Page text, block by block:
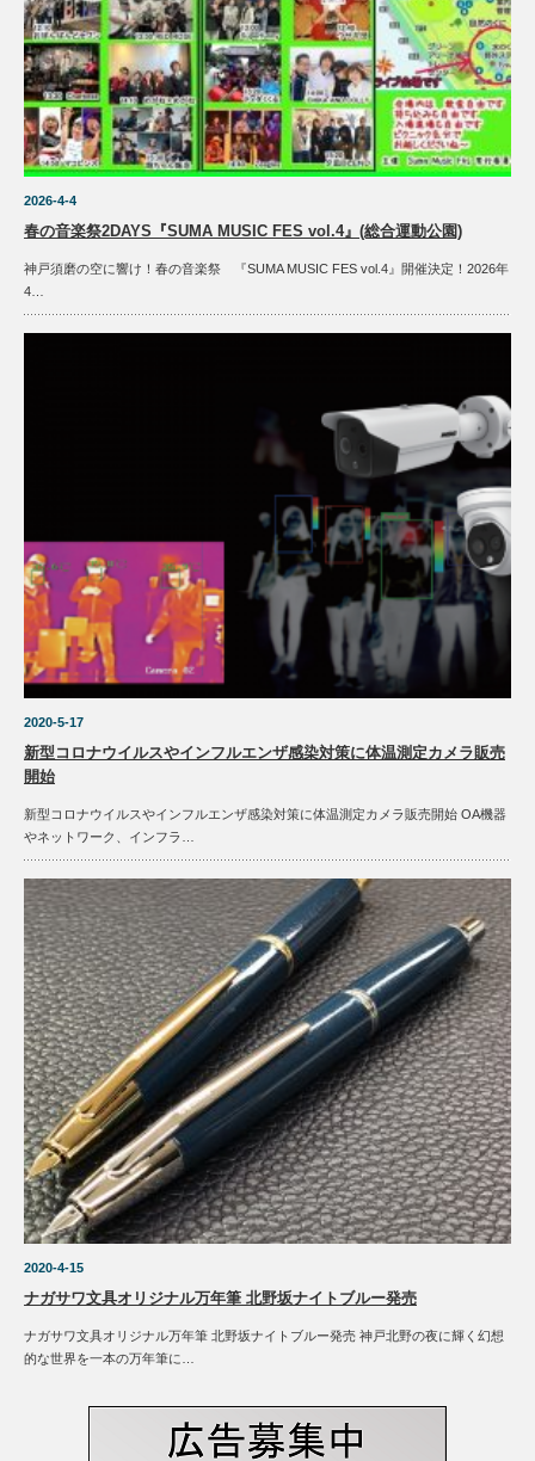
2026-4-4
春の音楽祭2DAYS『SUMA MUSIC FES vol.4』(総合運動公園)
神戸須磨の空に響け！春の音楽祭 『SUMA MUSIC FES vol.4』開催決定！2026年
4…
2020-5-17
新型コロナウイルスやインフルエンザ感染対策に体温測定カメラ販売
開始
新型コロナウイルスやインフルエンザ感染対策に体温測定カメラ販売開始 OA機器
やネットワーク、インフラ…
2020-4-15
ナガサワ文具オリジナル万年筆 北野坂ナイトブルー発売
ナガサワ文具オリジナル万年筆 北野坂ナイトブルー発売 神戸北野の夜に輝く幻想
的な世界を一本の万年筆に…